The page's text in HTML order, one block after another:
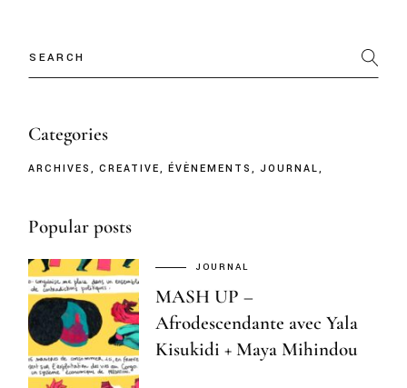
Categories
ARCHIVES CREATIVE ÉVÈNEMENTS JOURNAL
Popular posts
JOURNAL
MASH UP –
Afrodescendante avec Yala
Kisukidi + Maya Mihindou